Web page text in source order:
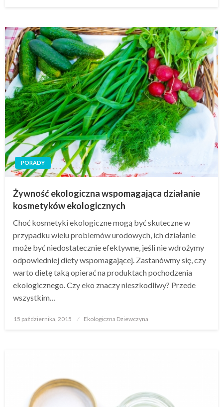
PORADY
Żywność ekologiczna wspomagająca działanie
kosmetyków ekologicznych
Choć kosmetyki ekologiczne mogą być skuteczne w
przypadku wielu problemów urodowych, ich działanie
może być niedostatecznie efektywne, jeśli nie wdrożymy
odpowiedniej diety wspomagającej. Zastanówmy się, czy
warto dietę taką opierać na produktach pochodzenia
ekologicznego. Czy eko znaczy nieszkodliwy? Przede
wszystkim…
Opublikowane
15 października, 2015 Ekologiczna Dziewczyna